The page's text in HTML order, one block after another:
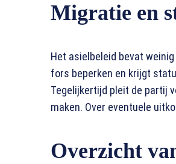
Migratie en
Het asielbeleid bevat
fors beperken en krijgt
Tegelijkertijd pleit de partij
maken. Over eventuele
Overzicht